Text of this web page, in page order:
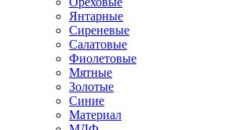
Янтарные
Сиреневые
Салатовые
Фиолетовые
Мятные
Золотые
Синие
Материал